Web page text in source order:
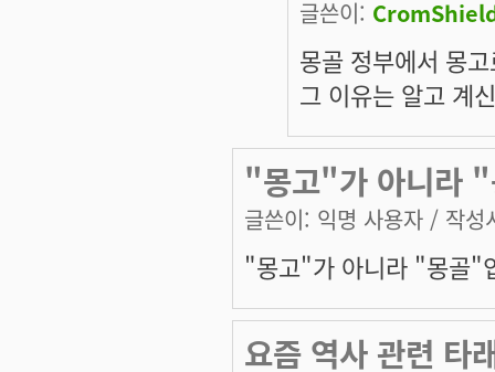
글쓴이:
몽골 정부에서 몽
그 이유는 알고 계
"몽고"가 아니라 "
글쓴이: 익명 사용자 / 작성
"몽고"가 아니라 "몽골"
요즘 역사 관련 타